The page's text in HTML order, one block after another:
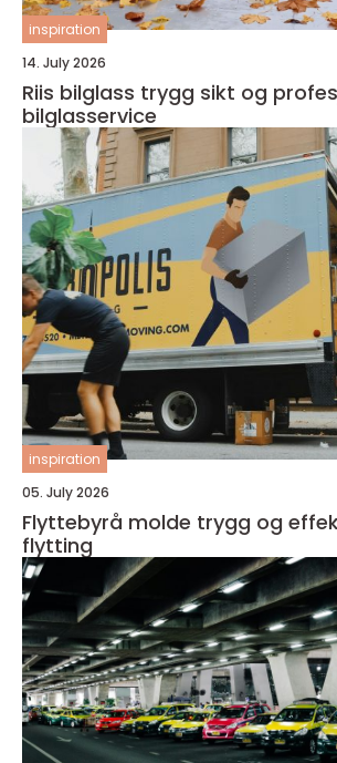
inspiration
14. July 2026
Riis bilglass trygg sikt og profesjonell
bilglasservice
inspiration
05. July 2026
Flyttebyrå molde trygg og effektiv hjelp til
flytting